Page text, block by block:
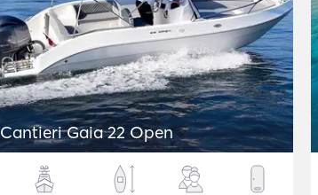
Cantieri Gaia 22 Open